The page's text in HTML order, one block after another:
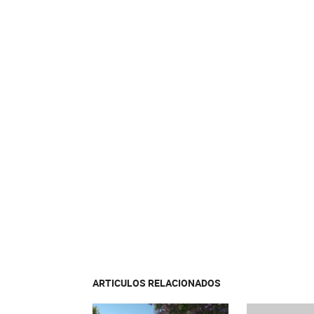
ARTICULOS RELACIONADOS